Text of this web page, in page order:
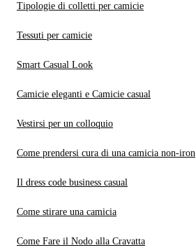
Tipologie di colletti per camicie
Tessuti per camicie
Smart Casual Look
Camicie eleganti e Camicie casual
Vestirsi per un colloquio
Come prendersi cura di una camicia non-iron
Il dress code business casual
Come stirare una camicia
Come Fare il Nodo alla Cravatta